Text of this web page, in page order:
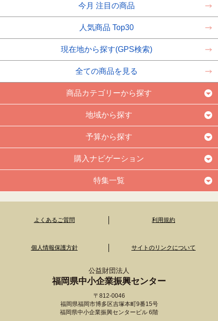
今月 注目の商品
人気商品 Top30
現在地から探す(GPS検索)
全ての商品を見る
商品カテゴリーから探す
地域から探す
予算から探す
購入ナビゲーション
特集一覧
よくあるご質問 利用規約
個人情報保護方針 サイトのリンクについて
公益財団法人
福岡県中小企業振興センター
〒812-0046
福岡県福岡市博多区吉塚本町9番15号
福岡県中小企業振興センタービル 6階